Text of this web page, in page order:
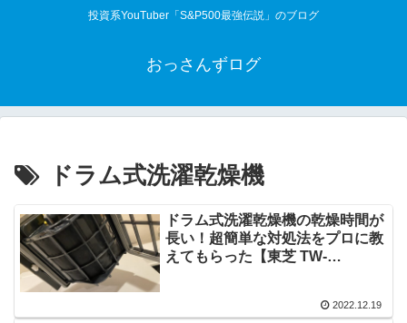
投資系YouTuber「S&P500最強伝説」のブログ
おっさんずログ
ドラム式洗濯乾燥機
ドラム式洗濯乾燥機の乾燥時間が
長い！超簡単な対処法をプロに教
えてもらった【東芝 TW-
2022.12.19